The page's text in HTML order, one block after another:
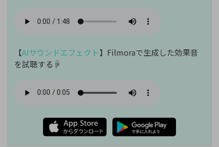
【AIサウンドエフェクト】Filmoraで生成した効果音
を試聴する☟